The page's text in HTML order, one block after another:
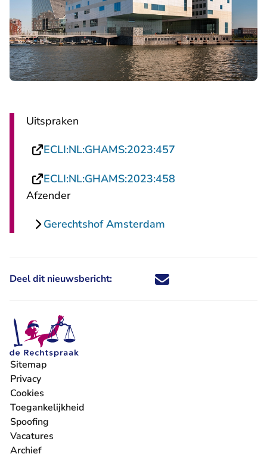
Uitspraken
ECLI:NL:GHAMS:2023:457
ECLI:NL:GHAMS:2023:458
Afzender
Gerechtshof Amsterdam
Deel dit nieuwsbericht: Deel dit nieuwsbericht via X -
Deel dit nieuwsbericht via
Deel dit nieuwsbericht
Deel dit
Sitemap
Privacy
Cookies
Toegankelijkheid
Spoofing
Vacatures
- U verlaat Rechtspraak.nl
Archief